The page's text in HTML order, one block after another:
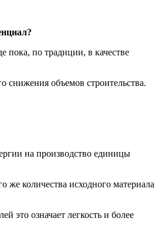
пока, по традиции, в качестве
снижения объемов строительства.
на производство единицы
количества исходного материала
это означает легкость и более